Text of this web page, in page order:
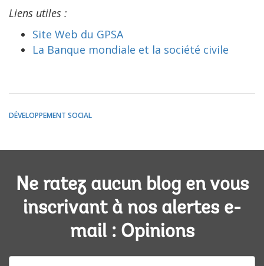
Liens utiles :
Site Web du GPSA
La Banque mondiale et la société civile
DÉVELOPPEMENT SOCIAL
Ne ratez aucun blog en vous
inscrivant à nos alertes e-
mail : Opinions